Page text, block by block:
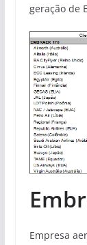
geração de
Empresa